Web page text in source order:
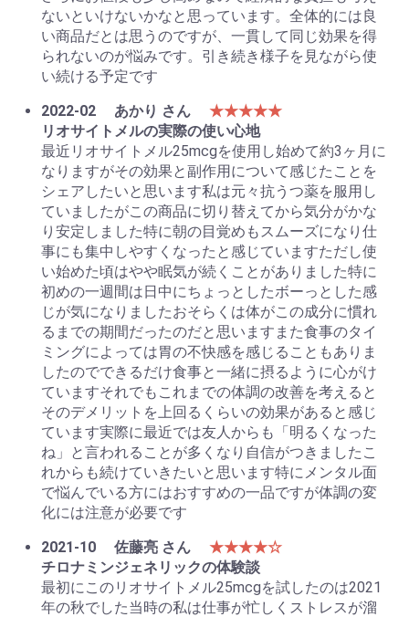
ないといけないかなと思っています。全体的には良
い商品だとは思うのですが、一貫して同じ効果を得
られないのが悩みです。引き続き様子を見ながら使
い続ける予定です
2022-02
あかり さん
★★★★★
リオサイトメルの実際の使い心地
最近リオサイトメル25mcgを使用し始めて約3ヶ月に
なりますがその効果と副作用について感じたことを
シェアしたいと思います私は元々抗うつ薬を服用し
ていましたがこの商品に切り替えてから気分がかな
り安定しました特に朝の目覚めもスムーズになり仕
事にも集中しやすくなったと感じていますただし使
い始めた頃はやや眠気が続くことがありました特に
初めの一週間は日中にちょっとしたボーっとした感
じが気になりましたおそらくは体がこの成分に慣れ
るまでの期間だったのだと思いますまた食事のタイ
ミングによっては胃の不快感を感じることもありま
したのでできるだけ食事と一緒に摂るように心がけ
ていますそれでもこれまでの体調の改善を考えると
そのデメリットを上回るくらいの効果があると感じ
ています実際に最近では友人からも「明るくなった
ね」と言われることが多くなり自信がつきましたこ
れからも続けていきたいと思います特にメンタル面
で悩んでいる方にはおすすめの一品ですが体調の変
化には注意が必要です
2021-10
佐藤亮 さん
★★★★☆
チロナミンジェネリックの体験談
最初にこのリオサイトメル25mcgを試したのは2021
年の秋でした当時の私は仕事が忙しくストレスが溜